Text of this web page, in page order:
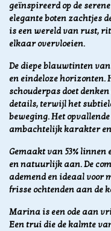
geïnspireerd op de
elegante boten zachtjes
is een wereld van rust,
elkaar overvloeien.
De diepe blauwtinten
en eindeloze
schouderpas doet
details, terwijl het
beweging. Het
ambachtelijk karakter
Gemaakt van 53%
en natuurlijk aan. De
ademend en ideaal voor
frisse ochtenden aan de
Marina is een ode aan
Een trui die de kalmte